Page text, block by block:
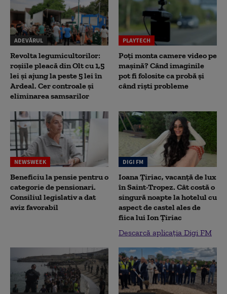
ADEVĂRUL
Revolta legumicultorilor:
roșiile pleacă din Olt cu 1,5
lei și ajung la peste 5 lei în
Ardeal. Cer controale și
eliminarea samsarilor
PLAYTECH
Poți monta camere video pe
mașină? Când imaginile
pot fi folosite ca probă și
când riști probleme
NEWSWEEK
Beneficiu la pensie pentru o
categorie de pensionari.
Consiliul legislativ a dat
aviz favorabil
DIGI FM
Ioana Țiriac, vacanță de lux
în Saint-Tropez. Cât costă o
singură noapte la hotelul cu
aspect de castel ales de
fiica lui Ion Țiriac
Descarcă aplicația Digi FM